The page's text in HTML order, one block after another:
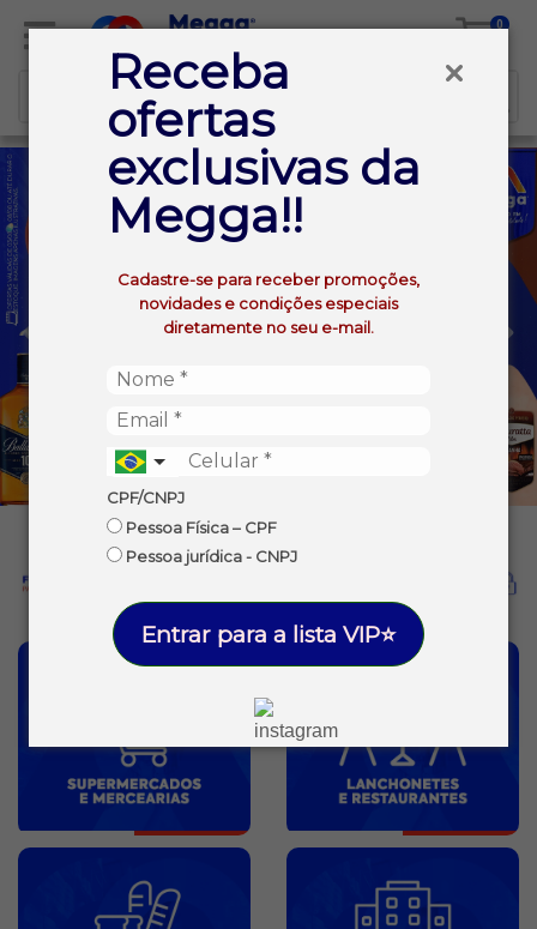
Receba
ofertas
exclusivas da
Megga!!
Cadastre-se para receber promoções,
novidades e condições especiais
diretamente no seu e-mail.
CPF/CNPJ
Pessoa Física – CPF
Pessoa jurídica - CNPJ
Entrar para a lista VIP⭐
0